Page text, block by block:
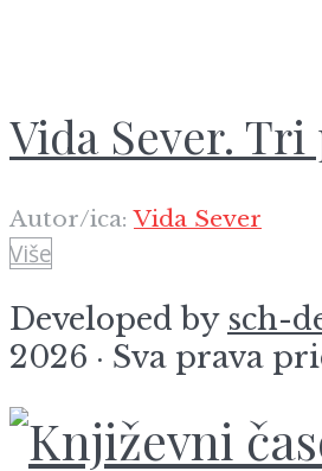
Vida Sever. Tri
Autor/ica:Vida Sever
Više
Developed by sch-
2026 · Sva prava